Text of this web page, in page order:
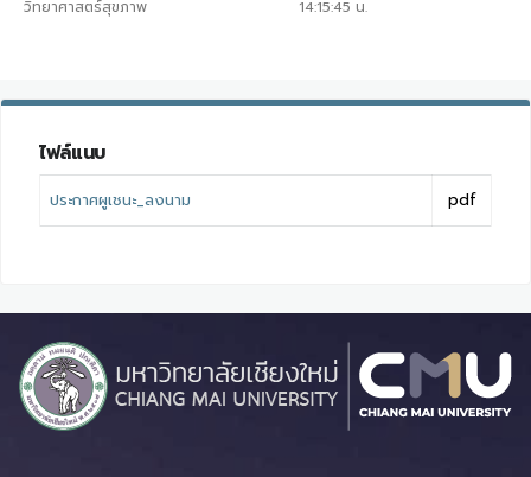
วิทยาศาสตร์สุขภาพ
14:15:45 น.
ไฟล์แนบ
ประกาศผูเชนะ_ลงนาม pdf